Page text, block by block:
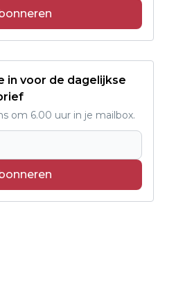
in voor de dagelijkse
om 6.00 uur in je mailbox.